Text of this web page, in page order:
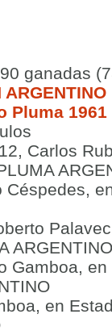
ganadas
Pluma 1961
Carlos
Gamboa,
en